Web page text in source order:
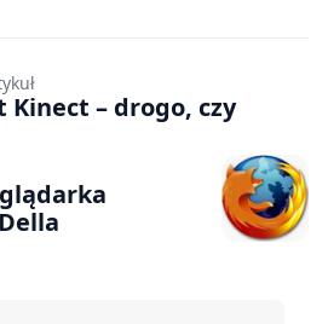
Kinect – drogo, czy